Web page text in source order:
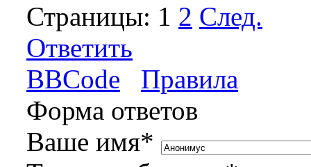
Страницы: 1 2 След.
Ответить
BBCode
Правила
Форма ответов
Ваше имя*